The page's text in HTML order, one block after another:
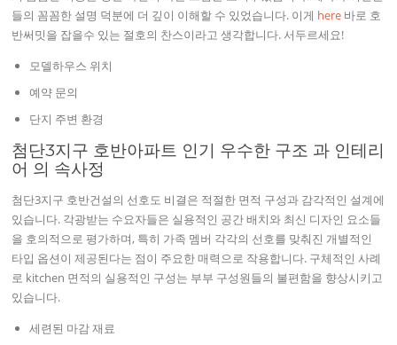
들의 꼼꼼한 설명 덕분에 더 깊이 이해할 수 있었습니다. 이게 here 바로 호
반써밋을 잡을수 있는 절호의 찬스이라고 생각합니다. 서두르세요!
모델하우스 위치
예약 문의
단지 주변 환경
첨단3지구 호반아파트 인기 우수한 구조 과 인테리
어 의 속사정
첨단3지구 호반건설의 선호도 비결은 적절한 면적 구성과 감각적인 설계에
있습니다. 각광받는 수요자들은 실용적인 공간 배치와 최신 디자인 요소들
을 호의적으로 평가하며, 특히 가족 멤버 각각의 선호를 맞춰진 개별적인
타입 옵션이 제공된다는 점이 주요한 매력으로 작용합니다. 구체적인 사례
로 kitchen 면적의 실용적인 구성는 부부 구성원들의 불편함을 향상시키고
있습니다.
세련된 마감 재료